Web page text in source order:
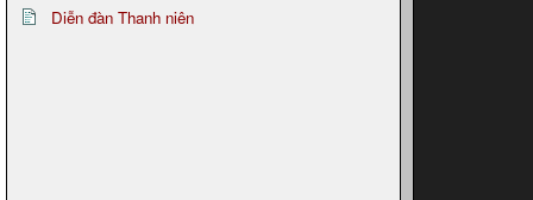
Diễn đàn Thanh niên